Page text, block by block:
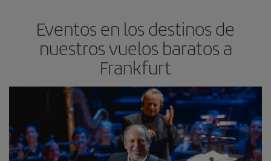
Eventos en los destinos de
nuestros vuelos baratos a
Frankfurt